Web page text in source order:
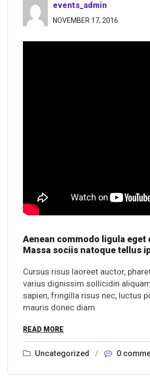
events_admin
NOVEMBER 17, 2016
Aenean commodo ligula eget
Massa sociis natoque tellus
Cursus risus laoreet auctor,
varius dignissim sollicidin
sapien, fringilla risus nec, luctus
mauris donec diam
READ MORE
Uncategorized / 0